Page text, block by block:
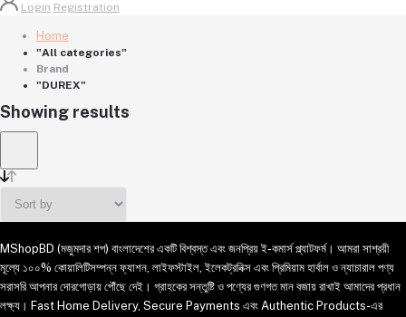
Login Registration
Home
"All categories"
Brand
"DUREX"
Showing results
MShopBD (মজুমদার শপ) বাংলাদেশের একটি বিশ্বস্ত এবং জনপ্রিয় ই-কমার্স প্ল্যাটফর্ম। আমরা সাশ্রয়ী
মূল্যে ১০০% কোয়ালিটিসম্পন্ন ফ্যাশন, লাইফস্টাইল, ইলেকট্রনিক্স এবং প্রিমিয়াম হার্বাল ও ন্যাচারাল পণ্য
সরাসরি আপনার দোরগোড়ায় পৌঁছে দেই। গ্রাহকের সন্তুষ্টি ও পণ্যের গুণগত মান বজায় রাখাই আমাদের প্রধান
লক্ষ্য। Fast Home Delivery, Secure Payments এবং Authentic Products-এর